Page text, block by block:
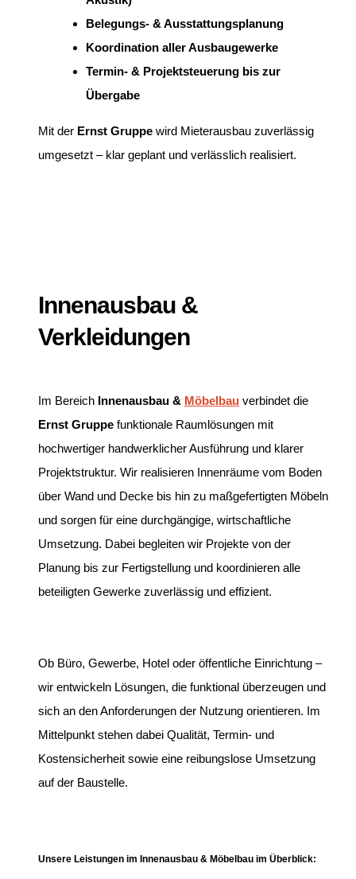
Belegungs- & Ausstattungsplanung
Koordination aller Ausbaugewerke
Termin- & Projektsteuerung bis zur
Übergabe
Mit der Ernst Gruppe wird Mieterausbau zuverlässig
umgesetzt – klar geplant und verlässlich realisiert.
Innenausbau &
Verkleidungen
Im Bereich Innenausbau & Möbelbau verbindet die
Ernst Gruppe funktionale Raumlösungen mit
hochwertiger handwerklicher Ausführung und klarer
Projektstruktur. Wir realisieren Innenräume vom Boden
über Wand und Decke bis hin zu maßgefertigten Möbeln
und sorgen für eine durchgängige, wirtschaftliche
Umsetzung. Dabei begleiten wir Projekte von der
Planung bis zur Fertigstellung und koordinieren alle
beteiligten Gewerke zuverlässig und effizient.
Ob Büro, Gewerbe, Hotel oder öffentliche Einrichtung –
wir entwickeln Lösungen, die funktional überzeugen und
sich an den Anforderungen der Nutzung orientieren. Im
Mittelpunkt stehen dabei Qualität, Termin- und
Kostensicherheit sowie eine reibungslose Umsetzung
auf der Baustelle.
Unsere Leistungen im Innenausbau & Möbelbau im Überblick: